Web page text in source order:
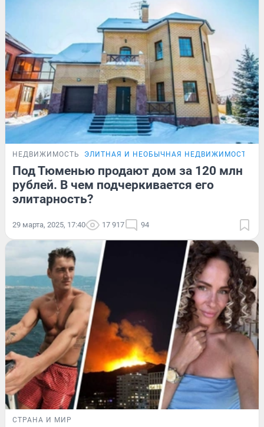
НЕДВИЖИМОСТЬ ЭЛИТНАЯ И НЕОБЫЧНАЯ НЕДВИЖИМОСТЬ
Под Тюменью продают дом за 120 млн
рублей. В чем подчеркивается его
элитарность?
29 марта, 2025, 17:40 17 917 94
СТРАНА И МИР